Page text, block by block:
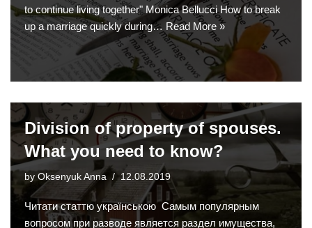
to continue living together" Monica Bellucci How to break
up a marriage quickly during… Read More »
Division of property of spouses.
What you need to know?
by Oksenyuk Anna 12.08.2019
Читати статтю українською Самым популярным
вопросом при разводе является раздел имущества,